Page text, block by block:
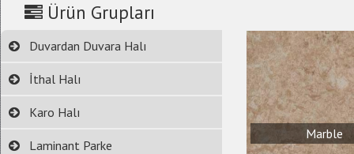
Ürün Grupları
Duvardan Duvara Halı
İthal Halı
Karo Halı
Laminant Parke
Marble